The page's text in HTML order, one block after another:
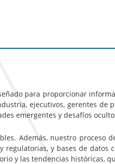
para proporcionar
ejecutivos, gerentes
emergentes y desafíos
Además, nuestro proceso
y bases de datos
y las tendencias históricas,